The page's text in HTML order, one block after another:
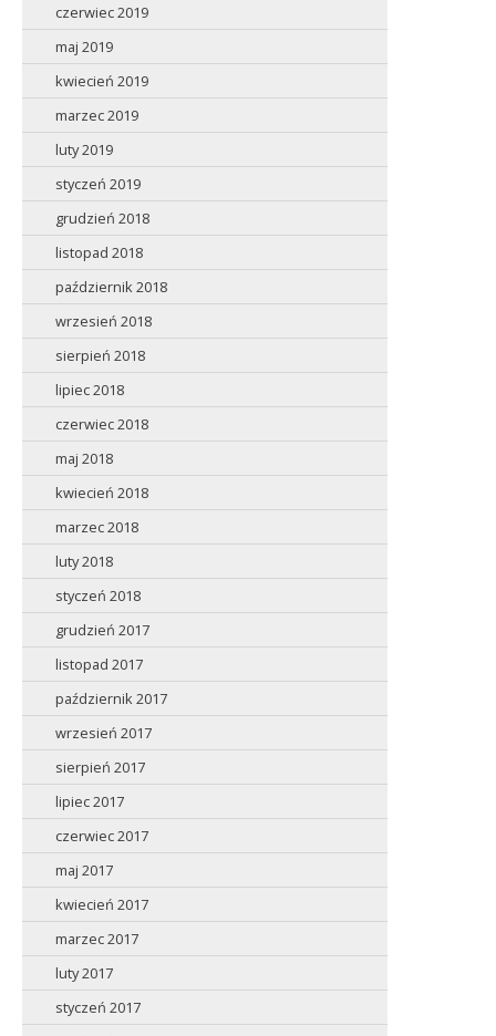
czerwiec 2019
maj 2019
kwiecień 2019
marzec 2019
luty 2019
styczeń 2019
grudzień 2018
listopad 2018
październik 2018
wrzesień 2018
sierpień 2018
lipiec 2018
czerwiec 2018
maj 2018
kwiecień 2018
marzec 2018
luty 2018
styczeń 2018
grudzień 2017
listopad 2017
październik 2017
wrzesień 2017
sierpień 2017
lipiec 2017
czerwiec 2017
maj 2017
kwiecień 2017
marzec 2017
luty 2017
styczeń 2017